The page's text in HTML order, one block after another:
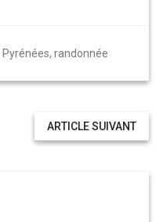
Pyrénées, randonnée
ARTICLE SUIVANT